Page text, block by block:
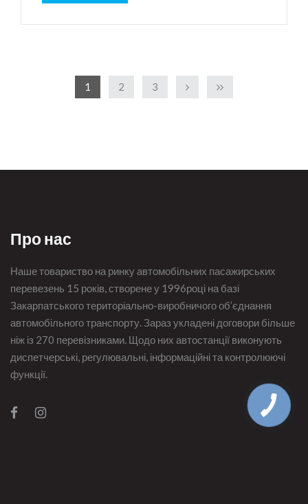
1 2 3
Про нас
Наше товариство на ринку автомобільних пасажирських
перевезень 15 років, створене у 1996році на базі
Закарпатського територіально-виробничого об’єднання
автомобільного транспорту. Зараз укладені договори більше
ніж із 270 перевізниками. Щодо них автостанції виконують
диспетчерські, регулювальні, інформаційні та контролюючі
функції.